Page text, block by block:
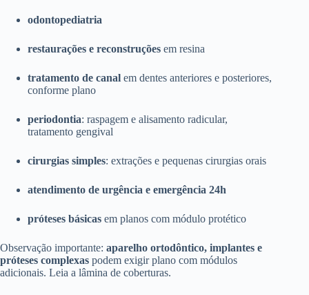
odontopediatria
restaurações e reconstruções em resina
tratamento de canal em dentes anteriores e posteriores,
conforme plano
periodontia: raspagem e alisamento radicular,
tratamento gengival
cirurgias simples: extrações e pequenas cirurgias orais
atendimento de urgência e emergência 24h
próteses básicas em planos com módulo protético
Observação importante: aparelho ortodôntico, implantes e
próteses complexas podem exigir plano com módulos
adicionais. Leia a lâmina de coberturas.